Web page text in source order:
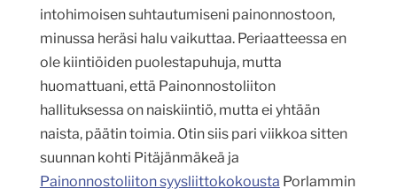
intohimoisen suhtautumiseni painonnostoon,
minussa heräsi halu vaikuttaa. Periaatteessa en
ole kiintiöiden puolestapuhuja, mutta
huomattuani, että Painonnostoliiton
hallituksessa on naiskiintiö, mutta ei yhtään
naista, päätin toimia. Otin siis pari viikkoa sitten
suunnan kohti Pitäjänmäkeä ja
Painonnostoliiton syysliittokokousta Porlammin